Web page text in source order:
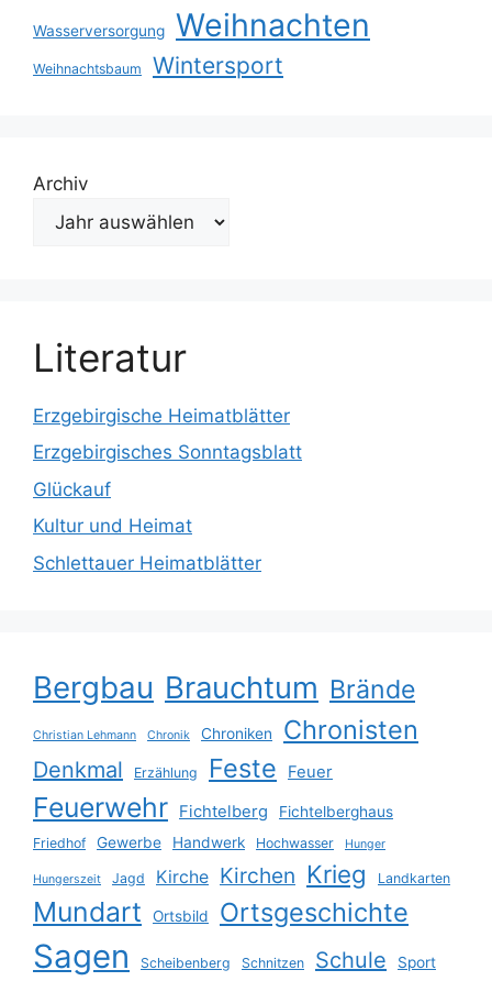
Wasserversorgung Weihnachten
Weihnachtsbaum Wintersport
Archiv
Literatur
Erzgebirgische Heimatblätter
Erzgebirgisches Sonntagsblatt
Glückauf
Kultur und Heimat
Schlettauer Heimatblätter
Bergbau Brauchtum Brände
Christian Lehmann Chronik Chroniken Chronisten
Denkmal Erzählung Feste Feuer
Feuerwehr Fichtelberg Fichtelberghaus
Friedhof Gewerbe Handwerk Hochwasser Hunger
Hungerszeit Jagd Kirche Kirchen Krieg Landkarten
Mundart Ortsbild Ortsgeschichte
Sagen Scheibenberg Schnitzen Schule Sport